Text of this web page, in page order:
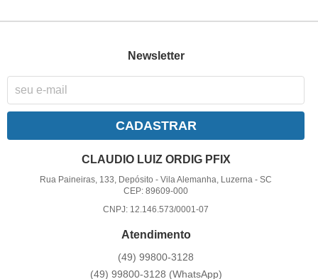
Newsletter
CADASTRAR
CLAUDIO LUIZ ORDIG PFIX
Rua Paineiras, 133, Depósito -Vila Alemanha, Luzerna -SC
CEP: 89609-000
CNPJ: 12.146.573/0001-07
Atendimento
(49) 99800-3128
(49) 99800-3128 (WhatsApp)